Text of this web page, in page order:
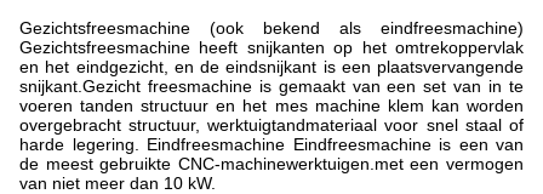
Gezichtsfreesmachine (ook bekend als eindfreesmachine)
Gezichtsfreesmachine heeft snijkanten op het omtrekoppervlak
en het eindgezicht, en de eindsnijkant is een plaatsvervangende
snijkant.Gezicht freesmachine is gemaakt van een set van in te
voeren tanden structuur en het mes machine klem kan worden
overgebracht structuur, werktuigtandmateriaal voor snel staal of
harde legering. Eindfreesmachine Eindfreesmachine is een van
de meest gebruikte CNC-machinewerktuigen.met een vermogen
van niet meer dan 10 kW.